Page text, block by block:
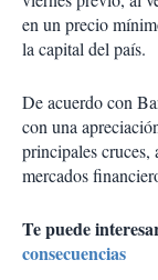
en un precio
la capital del país.
De acuerdo con
con una
principales cruces,
mercados
Te puede
consecuencias